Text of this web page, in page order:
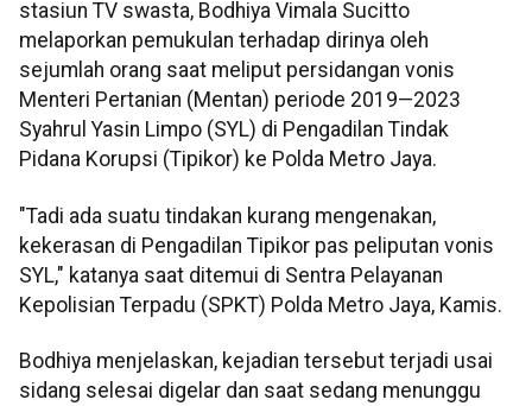
stasiun TV swasta, Bodhiya Vimala Sucitto
melaporkan pemukulan terhadap dirinya oleh
sejumlah orang saat meliput persidangan vonis
Menteri Pertanian (Mentan) periode 2019—2023
Syahrul Yasin Limpo (SYL) di Pengadilan Tindak
Pidana Korupsi (Tipikor) ke Polda Metro Jaya.
"Tadi ada suatu tindakan kurang mengenakan,
kekerasan di Pengadilan Tipikor pas peliputan vonis
SYL," katanya saat ditemui di Sentra Pelayanan
Kepolisian Terpadu (SPKT) Polda Metro Jaya, Kamis.
Bodhiya menjelaskan, kejadian tersebut terjadi usai
sidang selesai digelar dan saat sedang menunggu